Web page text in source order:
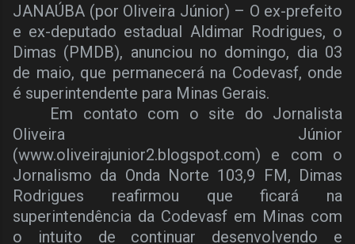
JANAÚBA (por Oliveira Júnior) – O ex-prefeito
e ex-deputado estadual Aldimar Rodrigues, o
Dimas (PMDB), anunciou no domingo, dia 03
de maio, que permanecerá na Codevasf, onde
é superintendente para Minas Gerais.
Em contato com o site do Jornalista
Oliveira Júnior
(www.oliveirajunior2.blogspot.com) e com o
Jornalismo da Onda Norte 103,9 FM, Dimas
Rodrigues reafirmou que ficará na
superintendência da Codevasf em Minas com
o intuito de continuar desenvolvendo e